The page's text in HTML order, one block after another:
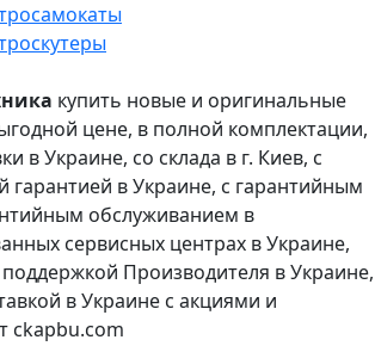
купить новые и оригинальные
цене, в полной комплектации,
в Украине, со склада в г. Киев, с
гарантией в Украине, с гарантийным
обслуживанием в
сервисных центрах в Украине,
Производителя в Украине,
в Украине с акциями и
ckapbu.com